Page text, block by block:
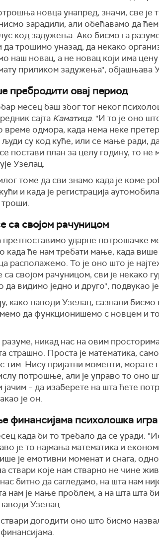
новца унапред, значи, све је
зарадили, али обећавамо да
код задужења. Ако бисмо га
да трошимо уназад, да некако
наш новац, а не новац који има
приликом задужења", објашњава
пребродити овај период
месец баш због тог неког
сајта Каматица. "И то је оно
време одмора, када нема неке
су код куће, или се мање ради,
постави план за целу годину, то не
Узелац.
томе да сви знамо када је коме
и када је регистрација
троши.
са својом рачуницом
претпоставимо ударне потрошачке
ће нам требати мање, када
располажемо. То је оно што је
са својом рачуницом, сви је некако
да видимо једно и друго", подвукао
како наводи Узелац, сазнали бисмо
да функционишемо с новцем и
никад нас на овим
страшно. Проста је математика,
тим. Нису пријатни моменти, морате
потрошње, али је управо то оно
јачим – да изаберете на шта ћете
је он.
финансијама психолошка игра
када би то требало да се уради. "И
је то најмања математика и
је емотивни моменат и снага,
ствари које нам стварно не чине
битно да сагледамо, на шта нам
нам је мање проблем, а на шта шта
Узелац.
догодити оно што бисмо